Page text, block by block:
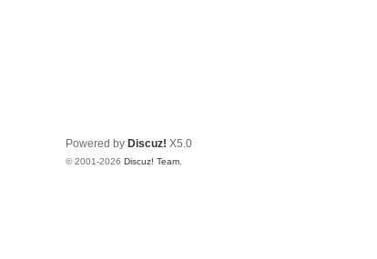
Powered by Discuz! X5.0
© 2001-2026 Discuz! Team